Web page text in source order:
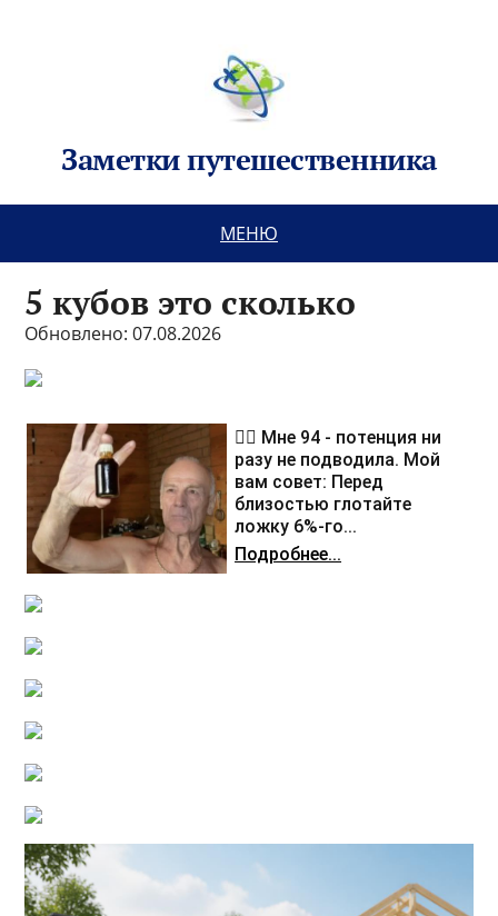
Заметки путешественника
МЕНЮ
5 кубов это сколько
Обновлено: 07.08.2026
❤️‍🔥 Мне 94 - потенция ни
разу не подводила. Мой
вам совет: Перед
близостью глотайте
ложку 6%-го...
Подробнее...